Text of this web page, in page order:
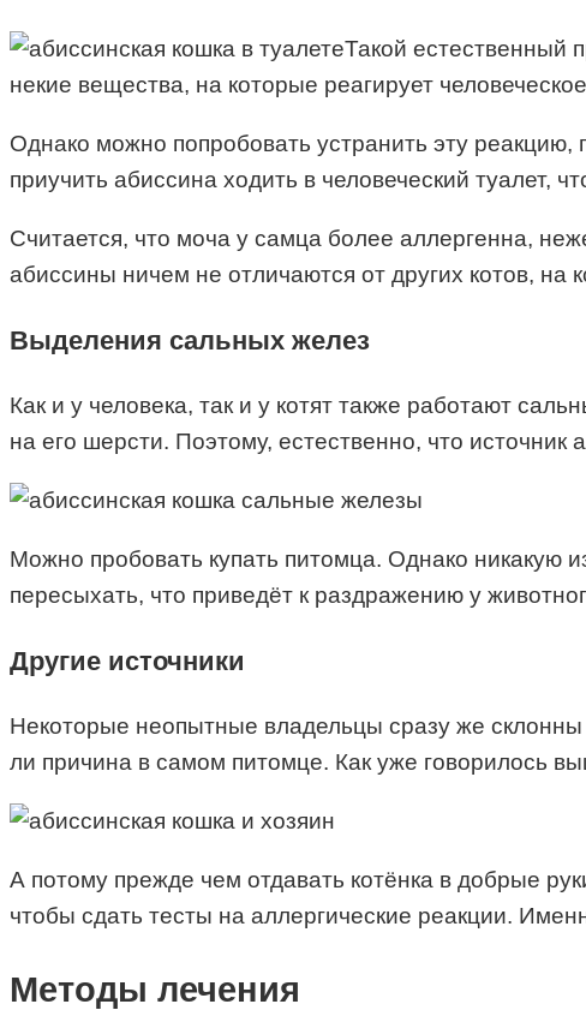
Такой естественный
некие вещества, на которые реагирует
Однако можно попробовать устранить эту
приучить абиссина ходить в человеческий туалет,
Считается, что моча у самца более аллергенна,
абиссины ничем не отличаются от других котов, на
Выделения сальных желез
Как и у человека, так и у котят также работают
на его шерсти. Поэтому, естественно, что источник
Можно пробовать купать питомца. Однако никакую
пересыхать, что приведёт к раздражению у
Другие источники
Некоторые неопытные владельцы сразу же
ли причина в самом питомце. Как уже говорилось
А потому прежде чем отдавать котёнка в добрые
чтобы сдать тесты на аллергические реакции.
Методы лечения